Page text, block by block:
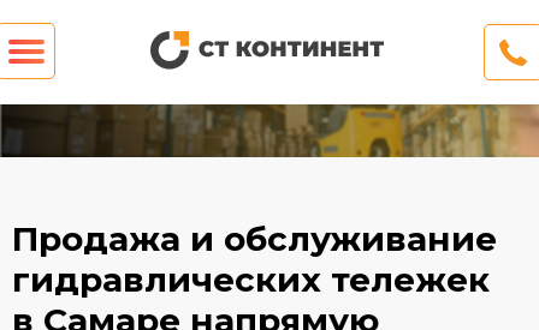
Продажа и обслуживание
гидравлических тележек
в Самаре напрямую